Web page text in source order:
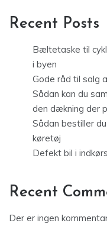
Recent Posts
Bæltetaske til
i byen
Gode råd til salg
Sådan kan du
den dækning der
Sådan bestiller
køretøj
Defekt bil i
Recent
Der er ingen